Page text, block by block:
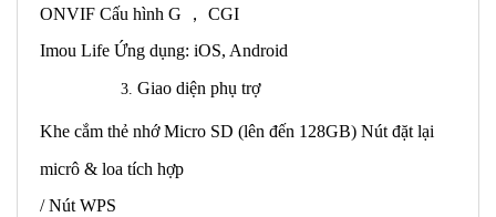
ONVIF Cấu hình G
，
CGI
Imou Life Ứng dụng: iOS, Android
Giao diện phụ trợ
Khe cắm thẻ nhớ Micro SD (lên đến 128GB) Nút đặt lại
micrô & loa tích hợp
/ Nút WPS